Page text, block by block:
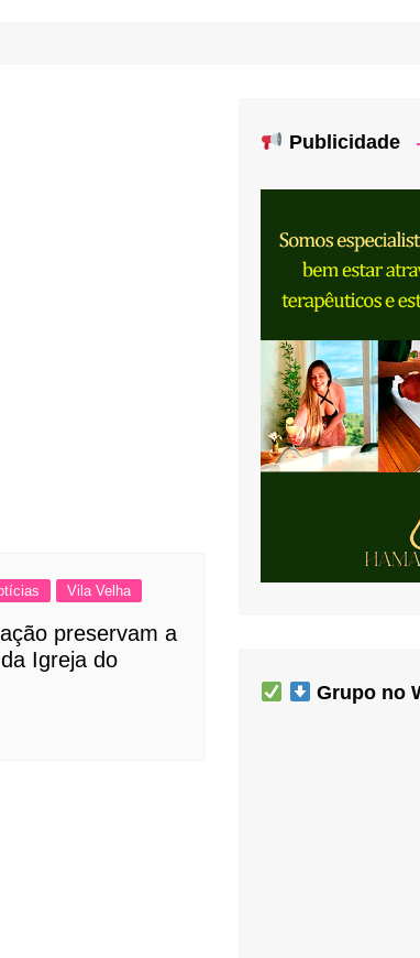
Vila Velha
preservam a
Igreja do
Publicidade
Grupo no